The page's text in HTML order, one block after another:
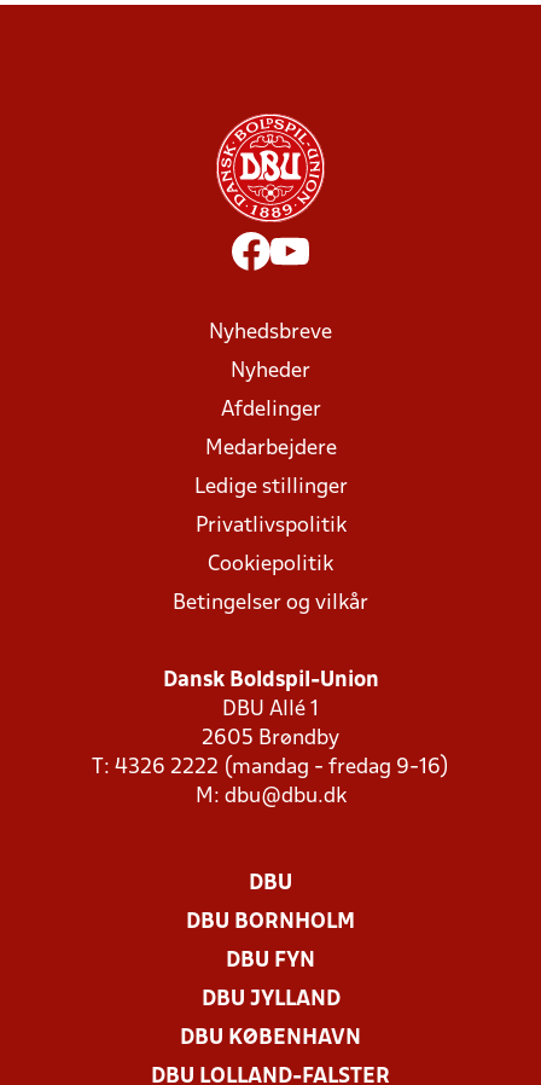
Nyhedsbreve
Nyheder
Afdelinger
Medarbejdere
Ledige stillinger
Privatlivspolitik
Cookiepolitik
Betingelser og vilkår
Dansk Boldspil-Union
DBU Allé 1
2605 Brøndby
T: 4326 2222 (mandag - fredag 9-16)
M: dbu@dbu.dk
DBU
DBU BORNHOLM
DBU FYN
DBU JYLLAND
DBU KØBENHAVN
DBU LOLLAND-FALSTER